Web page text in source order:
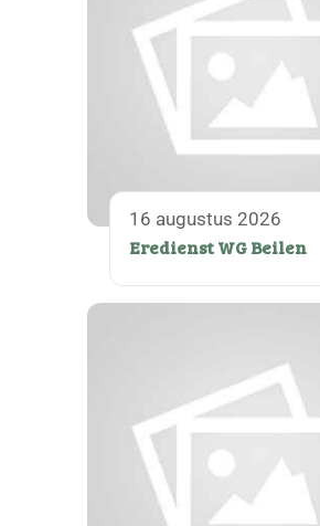
16 augustus 2026
Eredienst WG Beilen